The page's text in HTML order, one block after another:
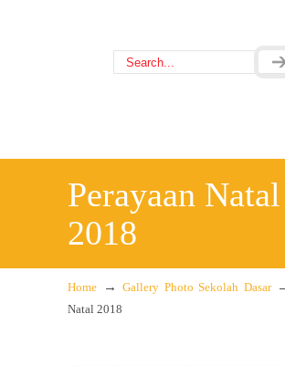
Perayaan Natal
2018
Home →Gallery Photo Sekolah Dasar
Natal 2018